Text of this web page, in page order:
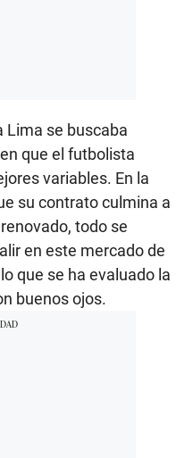
Lima se buscaba
que el futbolista
variables. En la
su contrato culmina a
todo se
en este mercado de
que se ha evaluado la
buenos ojos.